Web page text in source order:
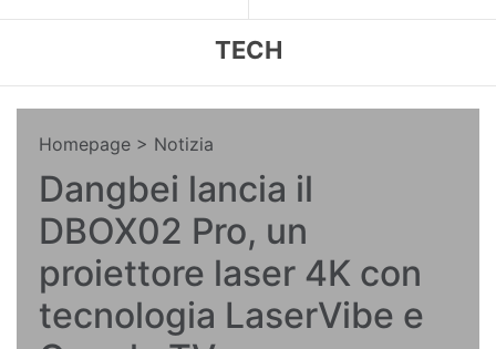
TECH
Homepage > Notizia
Dangbei lancia il
DBOX02 Pro, un
proiettore laser 4K con
tecnologia LaserVibe e